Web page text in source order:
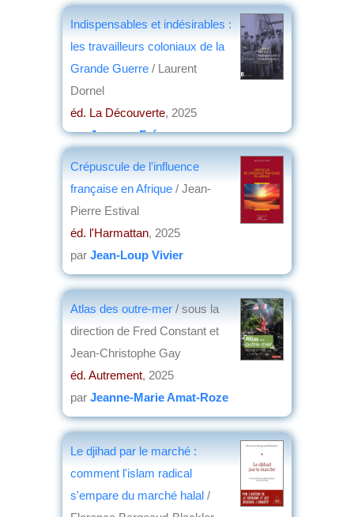
Indispensables et indésirables :
les travailleurs coloniaux de la
Grande Guerre / Laurent
Dornel
éd. La Découverte, 2025
parJacques Frémeaux
Crépuscule de l'influence
française en Afrique / Jean-
Pierre Estival
éd. l'Harmattan, 2025
par Jean-Loup Vivier
Atlas des outre-mer / sous la
direction de Fred Constant et
Jean-Christophe Gay
éd. Autrement, 2025
par Jeanne-Marie Amat-Roze
Le djihad par le marché :
comment l'islam radical
s'empare du marché halal /